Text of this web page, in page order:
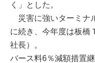
く」とした。
災害に強いターミナ
に続き、今年度は板橋
社長）。
バース料6％減額措置